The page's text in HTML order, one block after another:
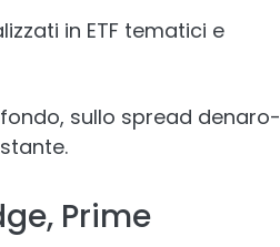
in ETF tematici e
sullo spread denaro-
Prime